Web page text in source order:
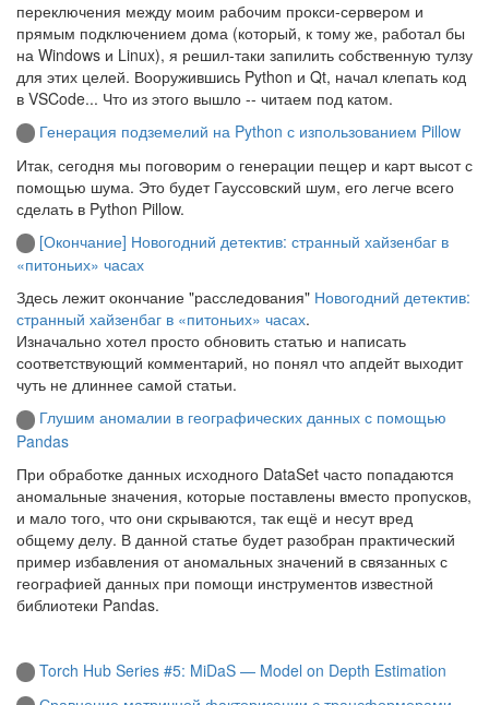
переключения между моим рабочим прокси-сервером и
прямым подключением дома (который, к тому же, работал бы
на Windows и Linux), я решил-таки запилить собственную тулзу
для этих целей. Вооружившись Python и Qt, начал клепать код
в VSCode... Что из этого вышло -- читаем под катом.
Генерация подземелий на Python с изпользованием Pillow
Итак, сегодня мы поговорим о генерации пещер и карт высот с
помощью шума. Это будет Гауссовский шум, его легче всего
сделать в Python Pillow.
[Окончание] Новогодний детектив: странный хайзенбаг в
«питоньих» часах
Здесь лежит окончание "расследования" Новогодний детектив:
странный хайзенбаг в «питоньих» часах.
Изначально хотел просто обновить статью и написать
соответствующий комментарий, но понял что апдейт выходит
чуть не длиннее самой статьи.
Глушим аномалии в географических данных с помощью
Pandas
При обработке данных исходного DataSet часто попадаются
аномальные значения, которые поставлены вместо пропусков,
и мало того, что они скрываются, так ещё и несут вред
общему делу. В данной статье будет разобран практический
пример избавления от аномальных значений в связанных с
географией данных при помощи инструментов известной
библиотеки Pandas.
Torch Hub Series #5: MiDaS — Model on Depth Estimation